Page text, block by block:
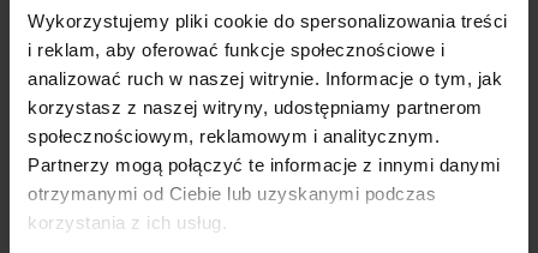
Wykorzystujemy pliki cookie do spersonalizowania treści
i reklam, aby oferować funkcje społecznościowe i
analizować ruch w naszej witrynie. Informacje o tym, jak
korzystasz z naszej witryny, udostępniamy partnerom
społecznościowym, reklamowym i analitycznym.
Partnerzy mogą połączyć te informacje z innymi danymi
otrzymanymi od Ciebie lub uzyskanymi podczas
korzystania z ich usług.
NOYO® Detox
4.88/5 зг. Zaufane.pl
100% натуральний і безпечний детокс
організму
129,00 zł